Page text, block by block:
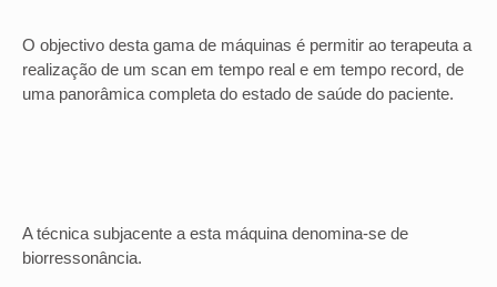
O objectivo desta gama de máquinas é permitir ao terapeuta a
realização de um scan em tempo real e em tempo record, de
uma panorâmica completa do estado de saúde do paciente.
A técnica subjacente a esta máquina denomina-se de
biorressonância.